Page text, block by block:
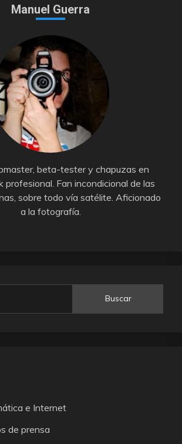
Manuel Guerra
beta-tester y chapuzas en
profesional. Fan incondicional de las
sobre todo vía satélite. Aficionado
a la fotografía.
Buscar
e Internet
de prensa